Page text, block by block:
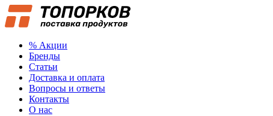
% Акции
Бренды
Статьи
Доставка и оплата
Вопросы и ответы
Контакты
О нас